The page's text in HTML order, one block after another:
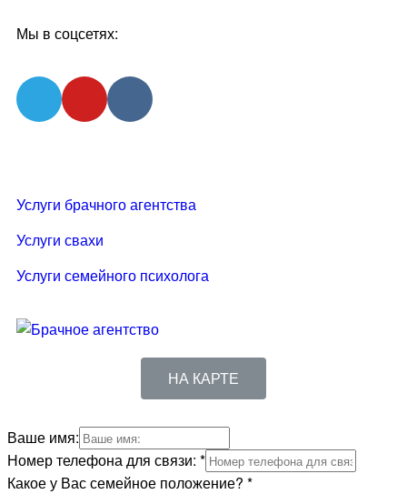
Мы в соцсетях:
Услуги брачного агентства
Услуги свахи
Услуги семейного психолога
НА КАРТЕ
Ваше имя:
Номер телефона для связи: *
Какое у Вас семейное положение? *